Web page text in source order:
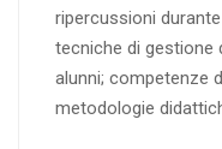
ripercussioni
tecniche di gestione
alunni; competenze
metodologie